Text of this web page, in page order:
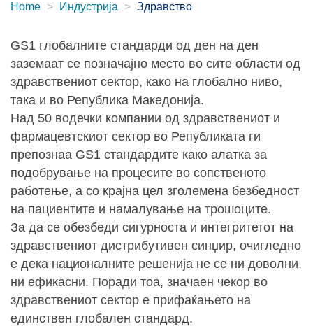
Home Индустрија Здравство
GS1 глобалните стандарди од ден на ден
заземаат се позначајно место во сите области од
здравствениот сектор, како на глобално ниво,
така и во Република Македонија.
Над 50 водечки компании од здравствениот и
фармацевтскиот сектор во Републиката ги
препознаа GS1 стандардите како алатка за
подобрување на процесите во сопственото
работење, а со крајна цел зголемена безбедност
на пациентите и намалување на трошоците.
За да се обезбеди сигурноста и интегритетот на
здравствениот дистрибутивен синџир, очигледно
е дека националните решенија не се ни доволни,
ни ефикасни. Поради тоа, значаен чекор во
здравствениот сектор е прифаќањето на
единствен глобален стандард.